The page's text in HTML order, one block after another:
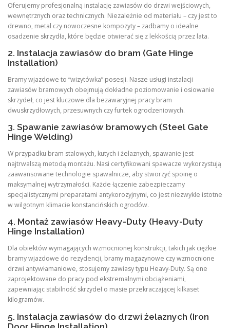
Oferujemy profesjonalną instalację zawiasów do drzwi wejściowych,
wewnętrznych oraz technicznych. Niezależnie od materiału – czy jest to
drewno, metal czy nowoczesne kompozyty – zadbamy o idealne
osadzenie skrzydła, które będzie otwierać się z lekkością przez lata.
2. Instalacja zawiasów do bram (Gate Hinge
Installation)
Bramy wjazdowe to “wizytówka” posesji. Nasze usługi instalacji
zawiasów bramowych obejmują dokładne poziomowanie i osiowanie
skrzydeł, co jest kluczowe dla bezawaryjnej pracy bram
dwuskrzydłowych, przesuwnych czy furtek ogrodzeniowych.
3. Spawanie zawiasów bramowych (Steel Gate
Hinge Welding)
W przypadku bram stalowych, kutych i żelaznych, spawanie jest
najtrwalszą metodą montażu. Nasi certyfikowani spawacze wykorzystują
zaawansowane technologie spawalnicze, aby stworzyć spoinę o
maksymalnej wytrzymałości. Każde łączenie zabezpieczamy
specjalistycznymi preparatami antykorozyjnymi, co jest niezwykle istotne
w wilgotnym klimacie konstancińskich ogrodów.
4. Montaż zawiasów Heavy-Duty (Heavy-Duty
Hinge Installation)
Dla obiektów wymagających wzmocnionej konstrukcji, takich jak ciężkie
bramy wjazdowe do rezydencji, bramy magazynowe czy wzmocnione
drzwi antywłamaniowe, stosujemy zawiasy typu Heavy-Duty. Są one
zaprojektowane do pracy pod ekstremalnymi obciążeniami,
zapewniając stabilność skrzydeł o masie przekraczającej kilkaset
kilogramów.
5. Instalacja zawiasów do drzwi żelaznych (Iron